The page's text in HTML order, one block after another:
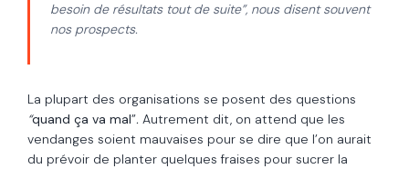
besoin de résultats tout de suite”, nous disent souvent
nos prospects.
La plupart des organisations se posent des questions
“quand ça va mal”. Autrement dit, on attend que les
vendanges soient mauvaises pour se dire que l’on aurait
du prévoir de planter quelques fraises pour sucrer la